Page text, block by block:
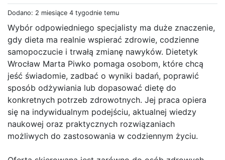
Dodano: 2 miesiące 4 tygodnie temu
Wybór odpowiedniego specjalisty ma duże znaczenie,
gdy dieta ma realnie wspierać zdrowie, codzienne
samopoczucie i trwałą zmianę nawyków. Dietetyk
Wrocław Marta Piwko pomaga osobom, które chcą
jeść świadomie, zadbać o wyniki badań, poprawić
sposób odżywiania lub dopasować dietę do
konkretnych potrzeb zdrowotnych. Jej praca opiera
się na indywidualnym podejściu, aktualnej wiedzy
naukowej oraz praktycznych rozwiązaniach
możliwych do zastosowania w codziennym życiu.